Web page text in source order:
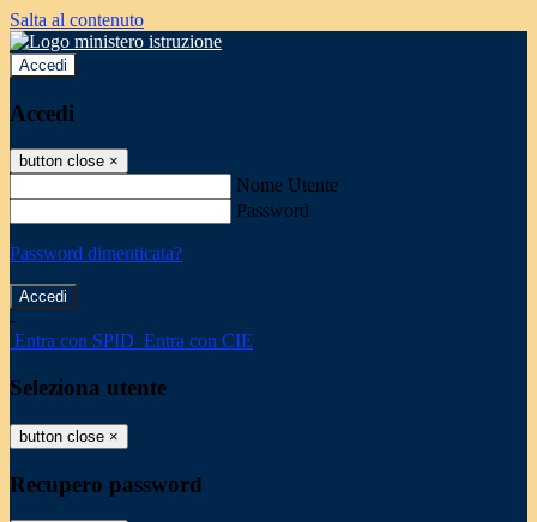
Salta al contenuto
Accedi
Accedi
button close ×
Nome Utente
Password
Password dimenticata?
-
Entra con SPID Entra con CIE
Seleziona utente
button close ×
Recupero password